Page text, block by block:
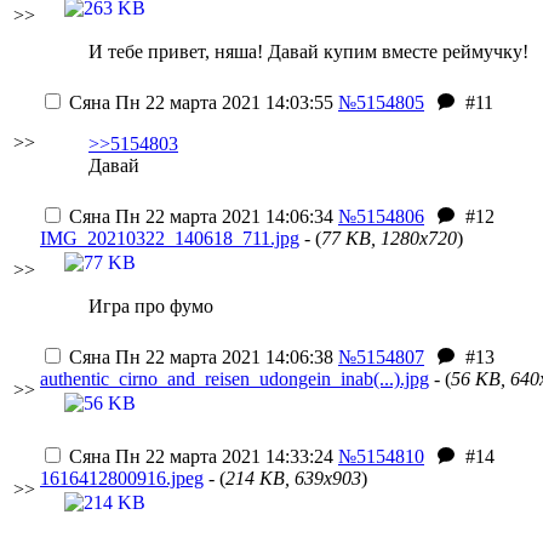
>>
И тебе привет, няша! Давай купим вместе реймучку!
>>
Сяна Пн 22 марта 2021 14:03:55 №5154805
#11
>>5154803
Давай
>>
Сяна Пн 22 марта 2021 14:06:34 №5154806
#12
IMG_20210322_140618_711.jpg - (77 KB, 1280x720)
Игра про фумо
>>
Сяна Пн 22 марта 2021 14:06:38 №5154807
#13
authentic_cirno_and_reisen_udongein_inab(...).jpg - (56 KB,
>>
Сяна Пн 22 марта 2021 14:33:24 №5154810
#14
1616412800916.jpeg - (214 KB, 639x903)